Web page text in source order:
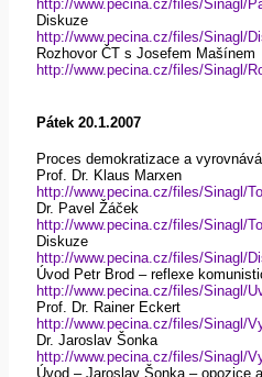
http://www.pecina.cz/files/Sinagl/
Diskuze
http://www.pecina.cz/files/Sinagl/
Rozhovor ČT s Josefem Mašínem
http://www.pecina.cz/files/Sinagl/
Pátek 20.1.2007
Proces demokratizace a
Prof. Dr. Klaus Marxen
http://www.pecina.cz/files/Sinagl/
Dr. Pavel Žáček
http://www.pecina.cz/files/Sinagl/
Diskuze
http://www.pecina.cz/files/Sinagl/
Úvod Petr Brod – reflexe
http://www.pecina.cz/files/Sinagl/
Prof. Dr. Rainer Eckert
http://www.pecina.cz/files/Sinagl/
Dr. Jaroslav Šonka
http://www.pecina.cz/files/Sinagl/
Úvod – Jaroslav Šonka – opozice